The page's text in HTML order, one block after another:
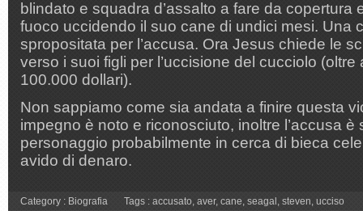
blindato e squadra d’assalto a fare da copertura
fuoco uccidendo il suo cane di undici mesi. Una
spropositata per l’accusa. Ora Jesus chiede le
verso i suoi figli per l’uccisione del cucciolo
100.000 dollari).
Non sappiamo come sia andata a finire questa
impegno è noto e riconosciuto, inoltre l’accusa è
personaggio probabilmente in cerca di bieca
avido di denaro.
Category : Biografia Tags : accusato aver, cane seagal steven ucciso